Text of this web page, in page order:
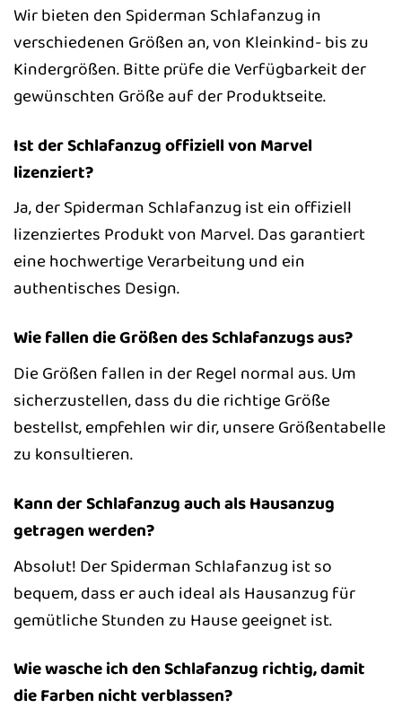
Wir bieten den Spiderman Schlafanzug in
verschiedenen Größen an, von Kleinkind- bis zu
Kindergrößen. Bitte prüfe die Verfügbarkeit der
gewünschten Größe auf der Produktseite.
Ist der Schlafanzug offiziell von Marvel
lizenziert?
Ja, der Spiderman Schlafanzug ist ein offiziell
lizenziertes Produkt von Marvel. Das garantiert
eine hochwertige Verarbeitung und ein
authentisches Design.
Wie fallen die Größen des Schlafanzugs aus?
Die Größen fallen in der Regel normal aus. Um
sicherzustellen, dass du die richtige Größe
bestellst, empfehlen wir dir, unsere Größentabelle
zu konsultieren.
Kann der Schlafanzug auch als Hausanzug
getragen werden?
Absolut! Der Spiderman Schlafanzug ist so
bequem, dass er auch ideal als Hausanzug für
gemütliche Stunden zu Hause geeignet ist.
Wie wasche ich den Schlafanzug richtig, damit
die Farben nicht verblassen?